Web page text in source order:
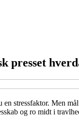
presset
stressfaktor. Men
og ro midt i